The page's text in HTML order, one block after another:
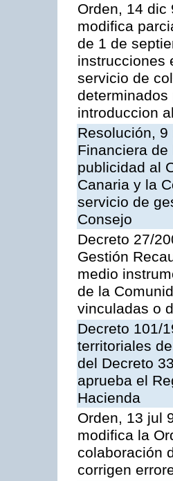
Orden, 14 dic
modifica
de 1 de
instrucciones
servicio de
introduccion
Resolución,
Financiera
publicidad al
Canaria y la
servicio de
Consejo
Decreto 27/
Gestión
medio
de la
vinculadas o
Decreto 101/
territoriales
del Decreto
aprueba el
Hacienda
Orden, 13 jul
modifica la
colaboración
corrigen